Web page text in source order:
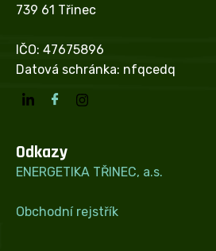
739 61 Třinec
IČO: 47675896
Datová schránka: nfqcedq
Odkazy
ENERGETIKA TŘINEC, a.s.
Obchodní rejstřík